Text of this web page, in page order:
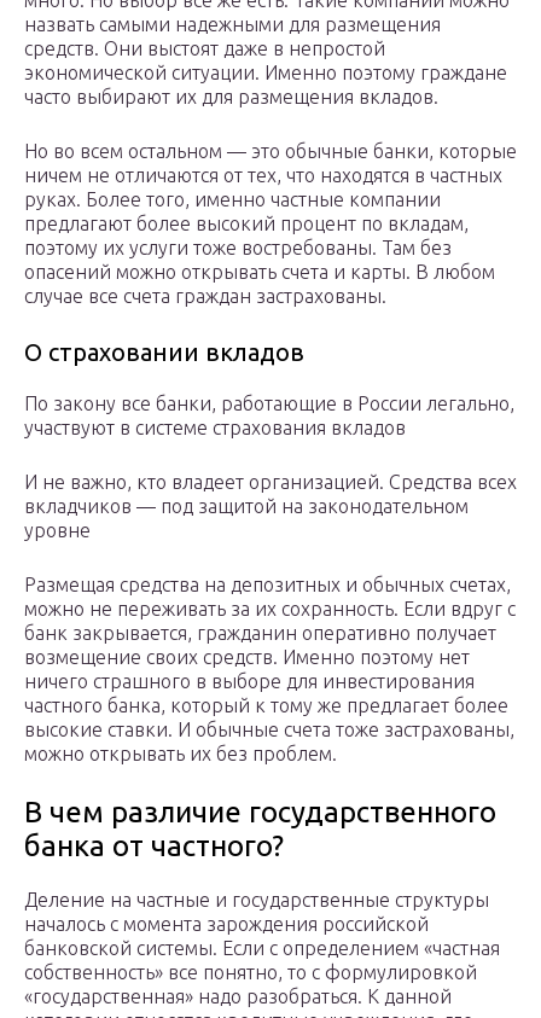
назвать самыми надежными для размещения
средств. Они выстоят даже в непростой
экономической ситуации. Именно поэтому граждане
часто выбирают их для размещения вкладов.
Но во всем остальном — это обычные банки, которые
ничем не отличаются от тех, что находятся в частных
руках. Более того, именно частные компании
предлагают более высокий процент по вкладам,
поэтому их услуги тоже востребованы. Там без
опасений можно открывать счета и карты. В любом
случае все счета граждан застрахованы.
О страховании вкладов
По закону все банки, работающие в России легально,
участвуют в системе страхования вкладов
И не важно, кто владеет организацией. Средства всех
вкладчиков — под защитой на законодательном
уровне
Размещая средства на депозитных и обычных счетах,
можно не переживать за их сохранность. Если вдруг с
банк закрывается, гражданин оперативно получает
возмещение своих средств. Именно поэтому нет
ничего страшного в выборе для инвестирования
частного банка, который к тому же предлагает более
высокие ставки. И обычные счета тоже застрахованы,
можно открывать их без проблем.
В чем различие государственного
банка от частного?
Деление на частные и государственные структуры
началось с момента зарождения российской
банковской системы. Если с определением «частная
собственность» все понятно, то с формулировкой
«государственная» надо разобраться. К данной